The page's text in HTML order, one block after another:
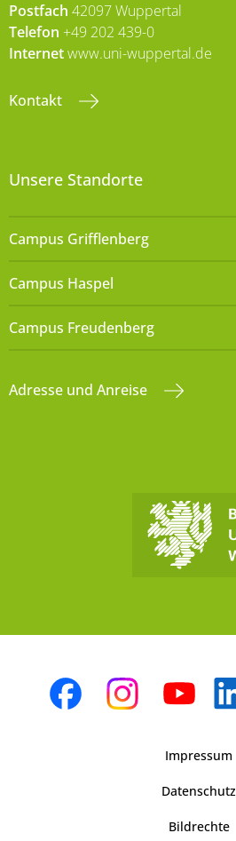
Postfach 42097 Wuppertal
Telefon +49 202 439-0
Internetwww.uni-wuppertal.de
Kontakt
Unsere Standorte
Campus Grifflenberg
Campus Haspel
Campus Freudenberg
Adresse und Anreise
Impressum
Datenschutz
Bildrechte